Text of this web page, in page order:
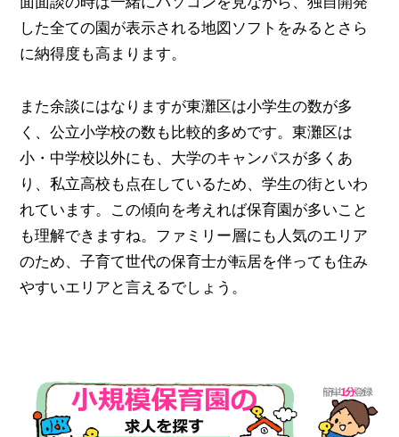
した全ての園が表示される地図ソフトをみるとさら
に納得度も高まります。
また余談にはなりますが東灘区は小学生の数が多
く、公立小学校の数も比較的多めです。東灘区は
小・中学校以外にも、大学のキャンパスが多くあ
り、私立高校も点在しているため、学生の街といわ
れています。この傾向を考えれば保育園が多いこと
も理解できますね。ファミリー層にも人気のエリア
のため、子育て世代の保育士が転居を伴っても住み
やすいエリアと言えるでしょう。